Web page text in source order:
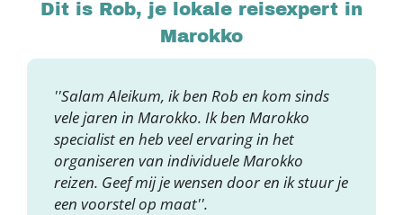
Dit is Rob, je lokale reisexpert in
Marokko
''Salam Aleikum, ik ben Rob en kom sinds
vele jaren in Marokko. Ik ben Marokko
specialist en heb veel ervaring in het
organiseren van individuele Marokko
reizen. Geef mij je wensen door en ik stuur je
een voorstel op maat''.